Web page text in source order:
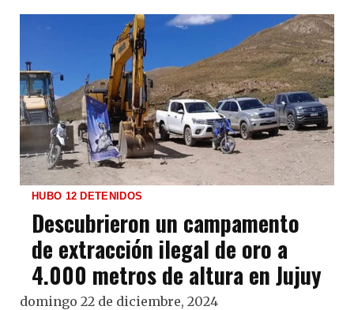
HUBO 12 DETENIDOS
Descubrieron un campamento
de extracción ilegal de oro a
4.000 metros de altura en Jujuy
domingo 22 de diciembre, 2024